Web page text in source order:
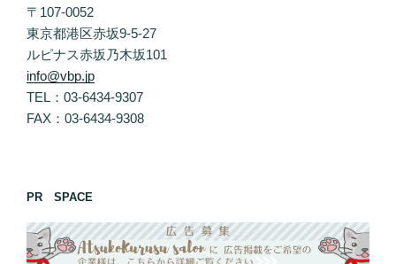
〒107-0052
東京都港区赤坂9-5-27
ルピナス赤坂乃木坂101
info@vbp.jp
TEL：03-6434-9307
FAX：03-6434-9308
PR SPACE